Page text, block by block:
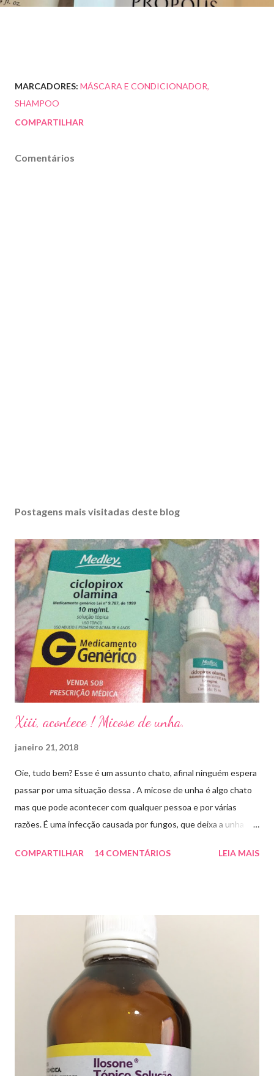
MARCADORES: MÁSCARA E CONDICIONADOR
SHAMPOO
COMPARTILHAR
Comentários
Postagens mais visitadas deste blog
Xiii, acontece ! Micose de unha.
janeiro 21, 2018
Oie, tudo bem? Esse é um assunto chato, afinal ninguém espera
passar por uma situação dessa . A micose de unha é algo chato
mas que pode acontecer com qualquer pessoa e por várias
razões. É uma infecção causada por fungos, que deixa a unha
descolar da pele. As causas mais comuns dessas micoses é por
micose de unha é feito com esmaltes antifúngicos ou remédios
orais ,ou para aplicação local receitados pelo dermatologista. O
tempo para tratamento pode variar de 06 meses a um ano. Para
quem prefere tratamentos caseiros , pode aplicar óleo de cravo
duas vezes ao dia. Eu já passei por isso, pelo uso de muito
sapato fechado e apertado . E utilizei o Ciclopirox olamina que é
um agente antifúngico sintético para tratamento dermatológico
COMPARTILHAR 14 COMENTÁRIOS LEIA MAIS